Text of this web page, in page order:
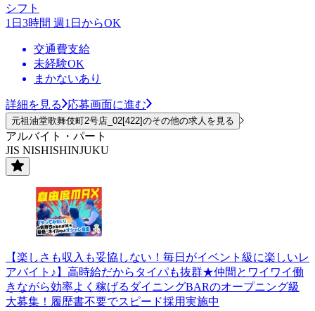
シフト
1日3時間 週1日からOK
交通費支給
未経験OK
まかないあり
詳細を見る 応募画面に進む
元祖油堂歌舞伎町2号店_02[422]のその他の求人を見る
アルバイト・パート
JIS NISHISHINJUKU
【楽しさも収入も妥協しない！毎日がイベント級に楽しいレ
アバイト♪】高時給だからタイパも抜群★仲間とワイワイ働
きながら効率よく稼げるダイニングBARのオープニング級
大募集！履歴書不要でスピード採用実施中